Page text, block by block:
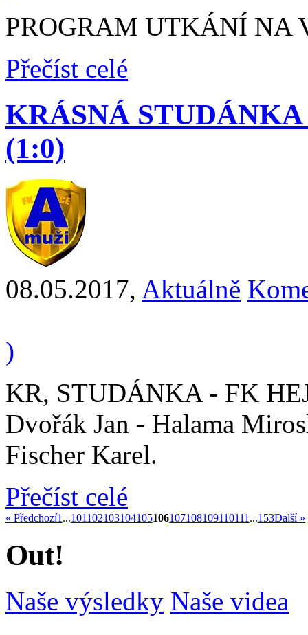
PROGRAM UTKÁNÍ NA
Přečíst celé
KRÁSNÁ
(1:0)
08.05.2017, Aktuálně
)
KR, STUDÁNKA - FK
Dvořák Jan - Halama
Fischer Karel.
Přečíst celé
« Předchozí1 ...101102103104105106107108109110111 ...153Další »
Out!
Naše výsledky Naše videa